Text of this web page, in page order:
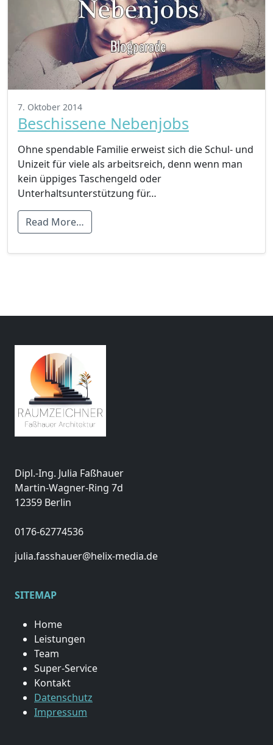
7. Oktober 2014
Beschissene Nebenjobs
Ohne spendable Familie erweist sich die Schul- und
Unizeit für viele als arbeitsreich, denn wenn man
kein üppiges Taschengeld oder
Unterhaltsunterstützung für…
Read More…
Dipl.-Ing. Julia Faßhauer
Martin-Wagner-Ring 7d
12359 Berlin
0176-62774536
julia.fasshauer@helix-media.de
SITEMAP
Home
Leistungen
Team
Super-Service
Kontakt
Datenschutz
Impressum